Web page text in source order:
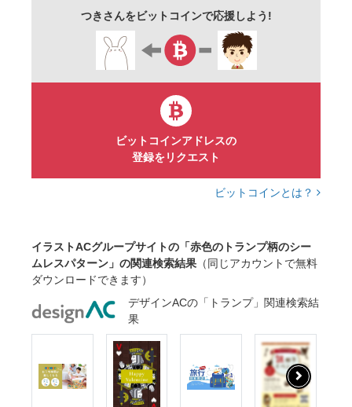
つきさんをビットコインで応援しよう!
ビットコインアドレスの
登録をリクエスト
ビットコインとは？
イラストACグループサイトの「赤色のトランプ柄のシー
ムレスパターン」の関連検索結果 （同じアカウントで無料
ダウンロードできます）
デザインACの「トランプ」関連検索結
果